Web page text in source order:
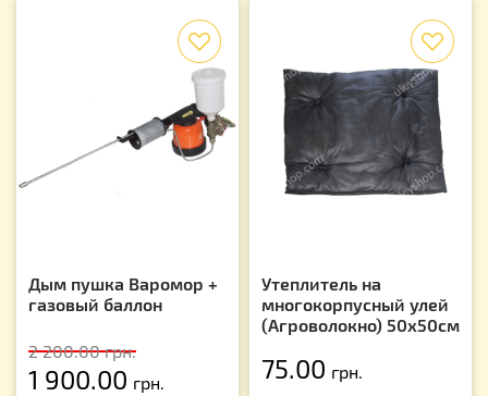
Дым пушка Варомор +
газовый баллон
2 200.00грн.
1 900.00 грн.
Утеплитель на
многокорпусный улей
(Агроволокно) 50х50см
75.00 грн.